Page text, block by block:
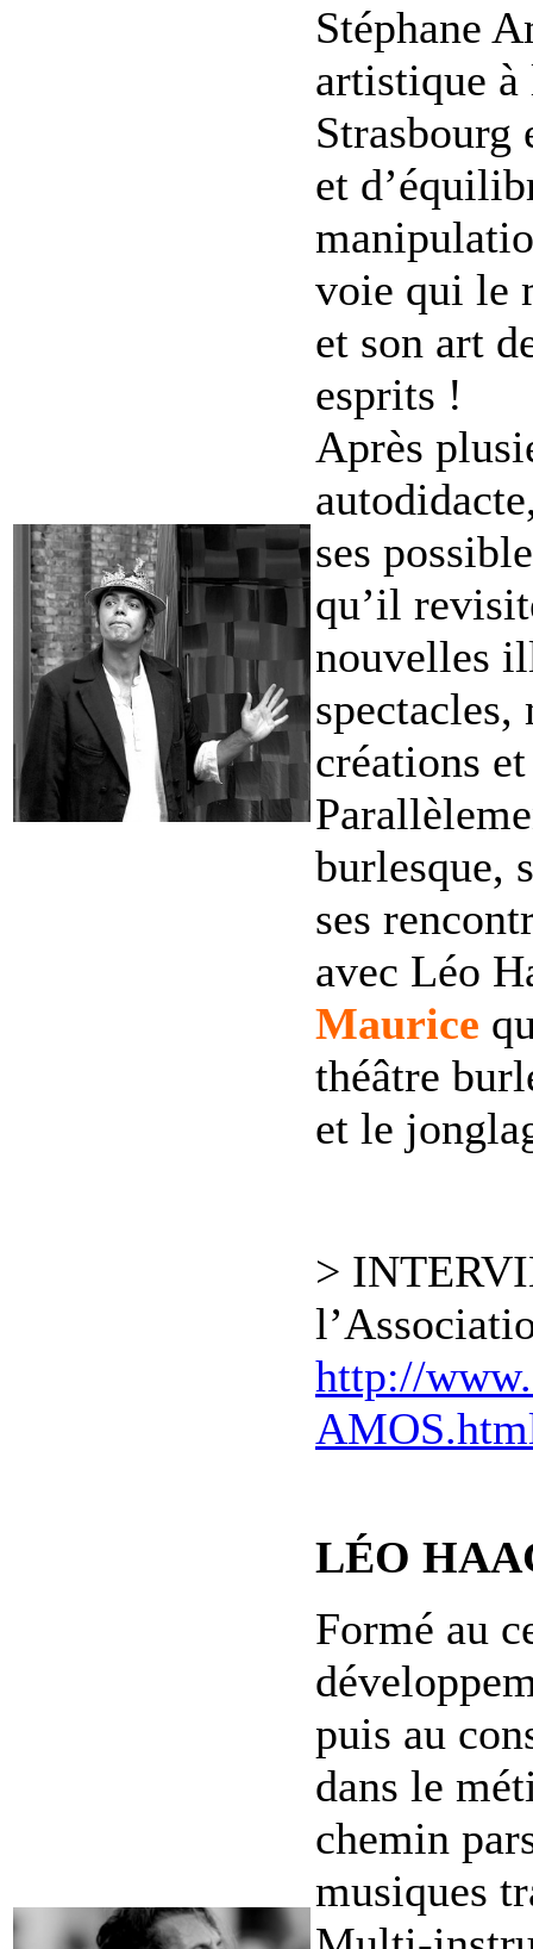
Stéphane
artistique
Strasbourg
et
voie qui le
et son art
esprits !
Après
ses
qu’il
nouvelles
spectacles,
créations
burlesque,
ses
avec Léo
Maurice
théâtre
et le
>
http://
LÉO
Formé au
puis au
dans le
chemin
musiques